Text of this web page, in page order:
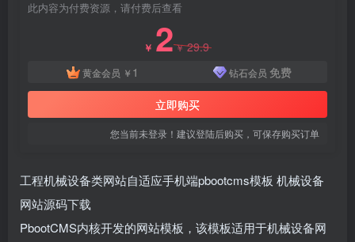
此内容为付费资源，请付费后查看
￥ 2￥29.9
黄金会员 ￥ 1 钻石会员 免费
立即购买
您当前未登录！建议登陆后购买，可保存购买订单
工程机械设备类网站自适应手机端pbootcms模板 机械设备
网站源码下载
PbootCMS内核开发的网站模板，该模板适用于机械设备网